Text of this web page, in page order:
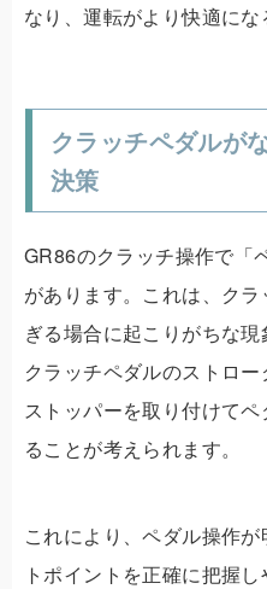
なり、運転がより快適にな
クラッチペダルが
決策
GR86のクラッチ操作で「
があります。これは、ク
ぎる場合に起こりがちな現
クラッチペダルのストロ
ストッパーを取り付けて
ることが考えられます。
これにより、ペダル操作
トポイントを正確に把握し